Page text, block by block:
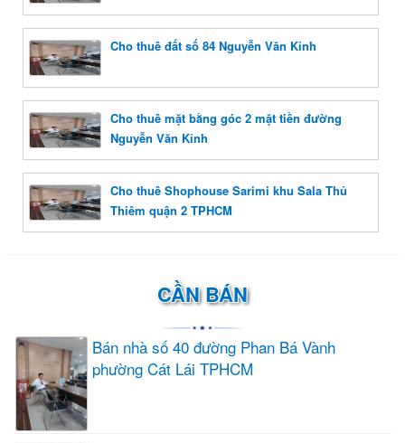
Cho thuê đất số 84 Nguyễn Văn Kỉnh
Cho thuê mặt bằng góc 2 mặt tiền đường
Nguyễn Văn Kỉnh
Cho thuê Shophouse Sarimi khu Sala Thủ
Thiêm quận 2 TPHCM
CẦN BÁN
Bán nhà số 40 đường Phan Bá Vành
phường Cát Lái TPHCM